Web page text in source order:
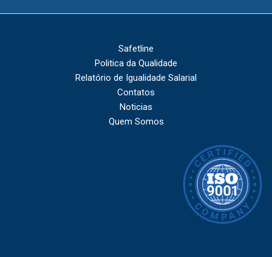
Safetline
Politica da Qualidade
Relatório de Igualidade Salarial
Contatos
Noticias
Quem Somos